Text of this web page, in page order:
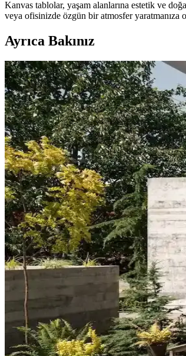
Kanvas tablolar, yaşam alanlarına estetik ve
veya ofisinizde özgün bir atmosfer yaratmanıza
Ayrıca Bakınız
Koltuk ve Aksesuar Sandalyelerde
Koltuk ve aksesuar sandalyelerde renk
Duvar Rengiyle Uyumlu Perde
Duvar rengine uyumlu perde seçimi, mekânın
Yatak Odası Duvar Rengi Seçiminde
Yatak odası duvar renginin seçimi, ışık
koşullarında test edilmelidir.
Kahvaltı Köşeleri İçin Sandalye
Kahvaltı köşelerinde ahşap ve sentetik deri
Perde Rengine Uyumlu Nevresim
Perde ve nevresim uyumu, krem ve magnolia
Ev Dekorasyonunda Denge ve
Reddit tartışması üzerinden ev